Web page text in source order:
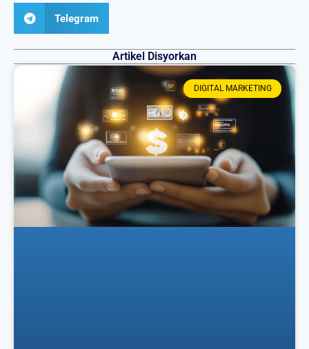
Telegram
Artikel Disyorkan
DIGITAL MARKETING